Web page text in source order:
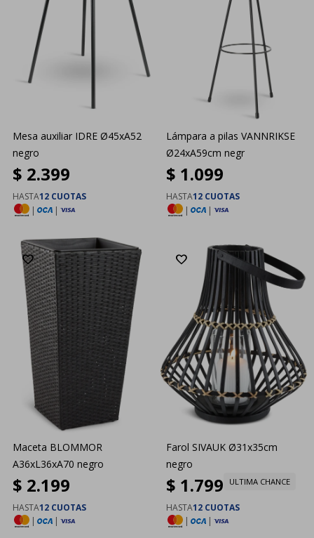
Mesa auxiliar IDRE Ø45xA52
negro
$ 2.399
HASTA12 CUOTAS
|
|
Lámpara a pilas VANNRIKSE
Ø24xA59cm negr
$ 1.099
HASTA12 CUOTAS
|
|
Maceta BLOMMOR
A36xL36xA70 negro
$ 2.199
HASTA12 CUOTAS
|
|
Farol SIVAUK Ø31x35cm
negro
$ 1.799 ULTIMA CHANCE
HASTA12 CUOTAS
|
|